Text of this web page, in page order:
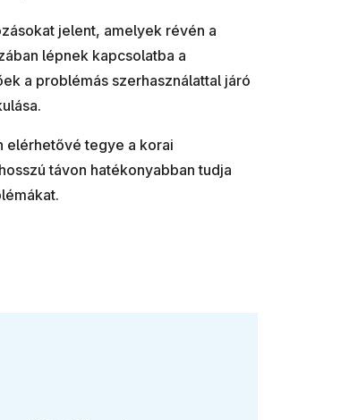
jelent, amelyek révén a
lépnek kapcsolatba a
a problémás szerhasználattal járó
elérhetővé tegye a korai
távon hatékonyabban tudja